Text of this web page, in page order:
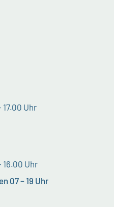
17.00 Uhr
16.00 Uhr
07 – 19 Uhr